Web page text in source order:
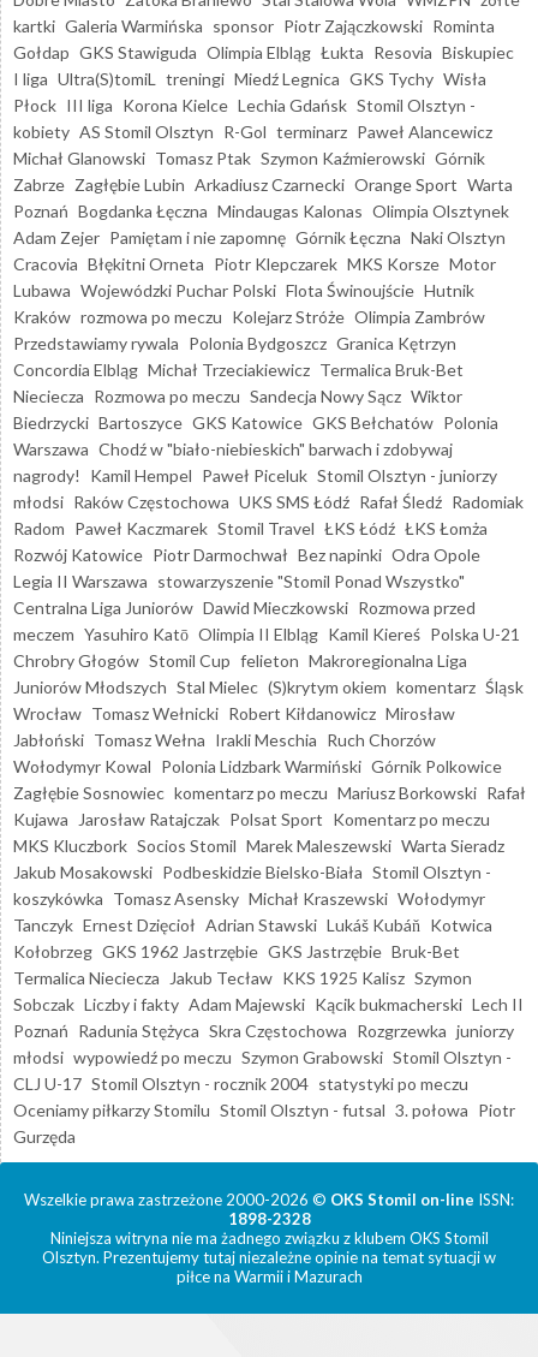
kartki Galeria Warmińska sponsor Piotr Zajączkowski Rominta
Gołdap GKS Stawiguda Olimpia Elbląg Łukta Resovia Biskupiec
I liga Ultra(S)tomiL treningi Miedź Legnica GKS Tychy Wisła
Płock III liga Korona Kielce Lechia Gdańsk Stomil Olsztyn -
kobiety AS Stomil Olsztyn R-Gol terminarz Paweł Alancewicz
Michał Glanowski Tomasz Ptak Szymon Kaźmierowski Górnik
Zabrze Zagłębie Lubin Arkadiusz Czarnecki Orange Sport Warta
Poznań Bogdanka Łęczna Mindaugas Kalonas Olimpia Olsztynek
Adam Zejer Pamiętam i nie zapomnę Górnik Łęczna Naki Olsztyn
Cracovia Błękitni Orneta Piotr Klepczarek MKS Korsze Motor
Lubawa Wojewódzki Puchar Polski Flota Świnoujście Hutnik
Kraków rozmowa po meczu Kolejarz Stróże Olimpia Zambrów
Przedstawiamy rywala Polonia Bydgoszcz Granica Kętrzyn
Concordia Elbląg Michał Trzeciakiewicz Termalica Bruk-Bet
Nieciecza Rozmowa po meczu Sandecja Nowy Sącz Wiktor
Biedrzycki Bartoszyce GKS Katowice GKS Bełchatów Polonia
Warszawa Chodź w "biało-niebieskich" barwach i zdobywaj
nagrody!
Kamil Hempel Paweł Piceluk Stomil Olsztyn - juniorzy
młodsi Raków Częstochowa UKS SMS Łódź Rafał Śledź Radomiak
Radom Paweł Kaczmarek Stomil Travel ŁKS Łódź ŁKS Łomża
Rozwój Katowice Piotr Darmochwał Bez napinki Odra Opole
Legia II Warszawa stowarzyszenie "Stomil Ponad Wszystko"
Centralna Liga Juniorów Dawid Mieczkowski Rozmowa przed
meczem Yasuhiro Katō Olimpia II Elbląg Kamil Kiereś Polska U-21
Chrobry Głogów Stomil Cup felieton Makroregionalna Liga
Juniorów Młodszych Stal Mielec (S)krytym okiem komentarz Śląsk
Wrocław Tomasz Wełnicki Robert Kiłdanowicz Mirosław
Jabłoński Tomasz Wełna Irakli Meschia Ruch Chorzów
Wołodymyr Kowal Polonia Lidzbark Warmiński Górnik Polkowice
Zagłębie Sosnowiec komentarz po meczu Mariusz Borkowski Rafał
Kujawa
Jarosław Ratajczak Polsat Sport Komentarz po meczu
MKS Kluczbork Socios Stomil Marek Maleszewski Warta Sieradz
Jakub Mosakowski Podbeskidzie Bielsko-Biała Stomil Olsztyn -
koszykówka Tomasz Asensky Michał Kraszewski Wołodymyr
Tanczyk Ernest Dzięcioł Adrian Stawski Lukáš Kubáň Kotwica
Kołobrzeg GKS 1962 Jastrzębie GKS Jastrzębie Bruk-Bet
Termalica Nieciecza
Jakub Tecław KKS 1925 Kalisz Szymon
Sobczak Liczby i fakty Adam Majewski Kącik bukmacherski Lech II
Poznań Radunia Stężyca Skra Częstochowa Rozgrzewka juniorzy
młodsi wypowiedź po meczu Szymon Grabowski Stomil Olsztyn -
CLJ U-17 Stomil Olsztyn - rocznik 2004 statystyki po meczu
Oceniamy piłkarzy Stomilu Stomil Olsztyn - futsal 3. połowa Piotr
Gurzęda
Wszelkie prawa zastrzeżone 2000-2026 © OKS Stomil on-line ISSN:
1898-2328
Niniejsza witryna nie ma żadnego związku z klubem OKS Stomil
Olsztyn. Prezentujemy tutaj niezależne opinie na temat sytuacji w
piłce na Warmii i Mazurach